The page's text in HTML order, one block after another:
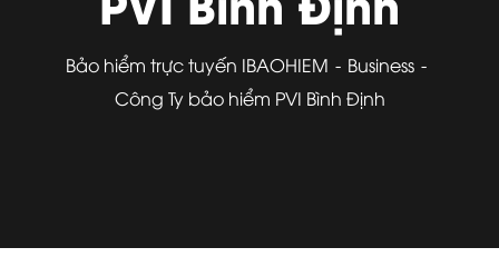
Bảo hiểm trực tuyến IBAOHIEM
Business
Công Ty bảo hiểm PVI Bình Định